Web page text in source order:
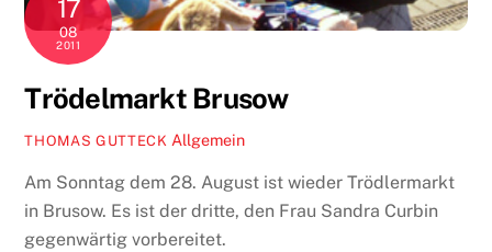
17
08
2011
Trödelmarkt Brusow
THOMAS GUTTECK Allgemein
Am Sonntag dem 28. August ist wieder Trödlermarkt
in Brusow. Es ist der dritte, den Frau Sandra Curbin
gegenwärtig vorbereitet.